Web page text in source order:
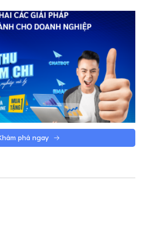
chọn thiết kế website
website không chỉ là trang
một phần trong bán hàng,
sóc khách hàng hoặc vận
càng liên quan đến quy
nghiệp, nhu cầu tùy
cân nhắc.
nên chọn website theo yêu
phá ngay